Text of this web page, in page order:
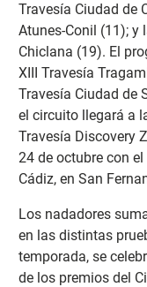
Travesía Ciudad de
Atunes-Conil (11); y
Chiclana (19). El
XIII Travesía
Travesía Ciudad de
el circuito llegará a
Travesía Discovery
24 de octubre con
Cádiz, en San
Los nadadores
en las distintas
temporada, se
de los premios del